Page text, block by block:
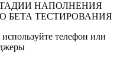
НАПОЛНЕНИЯ
БЕТА ТЕСТИРОВАНИЯ
телефон или